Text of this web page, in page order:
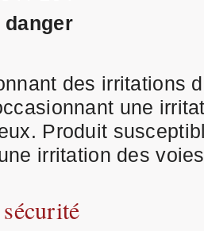
des irritations
une
Produit
irritation des voies